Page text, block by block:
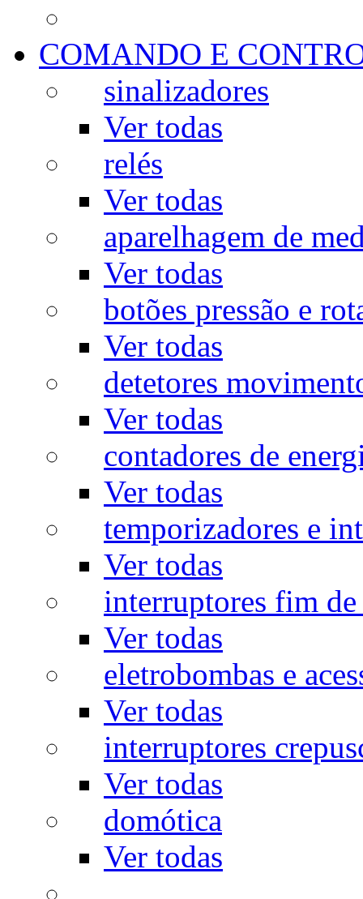
COMANDO E
sinalizadores
Ver todas
relés
Ver todas
aparelhagem de
Ver todas
botões pressão e
Ver todas
detetores
Ver todas
contadores de
Ver todas
temporizadores e
Ver todas
interruptores fim de
Ver todas
eletrobombas e
Ver todas
interruptores
Ver todas
domótica
Ver todas